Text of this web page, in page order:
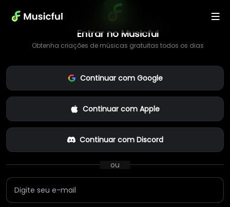
Entrar no Musicful
Obtenha criações de músicas gratuitas todos os dias
Continuar com Google
Continuar com Apple
Continuar com Discord
ou